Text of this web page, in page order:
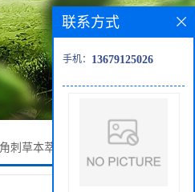
刺草本萃取液 水溶性原液
联系方式
手机： 13679125026